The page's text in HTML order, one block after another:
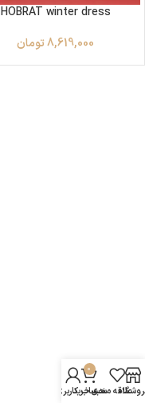
HOBRAT winter dress
8,619,000 تومان
علاقه مندی
0
سبد خرید
حساب کاربری من